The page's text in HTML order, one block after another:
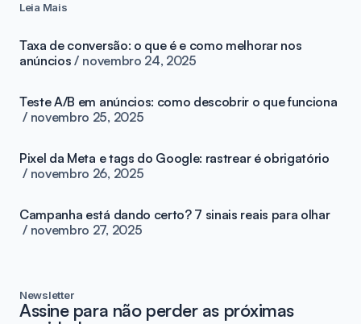
Leia Mais
Taxa de conversão: o que é e como melhorar nos
anúncios
novembro 24, 2025
Teste A/B em anúncios: como descobrir o que funciona
novembro 25, 2025
Pixel da Meta e tags do Google: rastrear é obrigatório
novembro 26, 2025
Campanha está dando certo? 7 sinais reais para olhar
novembro 27, 2025
Newsletter
Assine para não perder as próximas